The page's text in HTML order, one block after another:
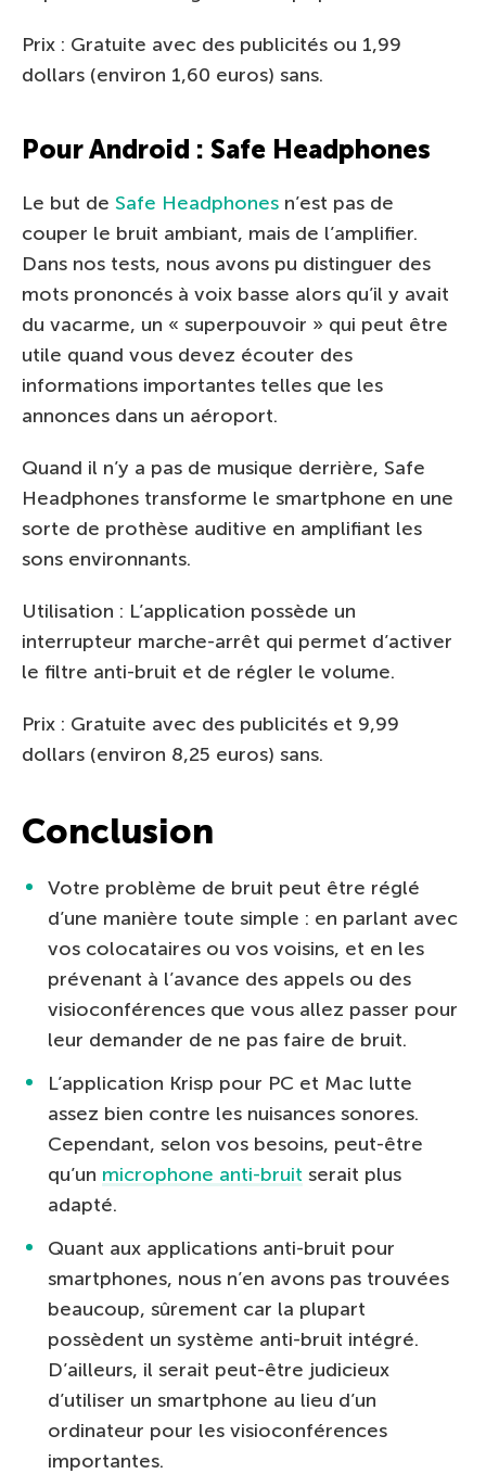
Prix : Gratuite avec des publicités ou 1,99
dollars (environ 1,60 euros) sans.
Pour Android : Safe Headphones
Le but de Safe Headphones n’est pas de
couper le bruit ambiant, mais de l’amplifier.
Dans nos tests, nous avons pu distinguer des
mots prononcés à voix basse alors qu’il y avait
du vacarme, un « superpouvoir » qui peut être
utile quand vous devez écouter des
informations importantes telles que les
annonces dans un aéroport.
Quand il n’y a pas de musique derrière, Safe
Headphones transforme le smartphone en une
sorte de prothèse auditive en amplifiant les
sons environnants.
Utilisation : L’application possède un
interrupteur marche-arrêt qui permet d’activer
le filtre anti-bruit et de régler le volume.
Prix : Gratuite avec des publicités et 9,99
dollars (environ 8,25 euros) sans.
Conclusion
Votre problème de bruit peut être réglé
d’une manière toute simple : en parlant avec
vos colocataires ou vos voisins, et en les
prévenant à l’avance des appels ou des
visioconférences que vous allez passer pour
leur demander de ne pas faire de bruit.
L’application Krisp pour PC et Mac lutte
assez bien contre les nuisances sonores.
Cependant, selon vos besoins, peut-être
qu’un microphone anti-bruit serait plus
adapté.
Quant aux applications anti-bruit pour
smartphones, nous n’en avons pas trouvées
beaucoup, sûrement car la plupart
possèdent un système anti-bruit intégré.
D’ailleurs, il serait peut-être judicieux
d’utiliser un smartphone au lieu d’un
ordinateur pour les visioconférences
importantes.